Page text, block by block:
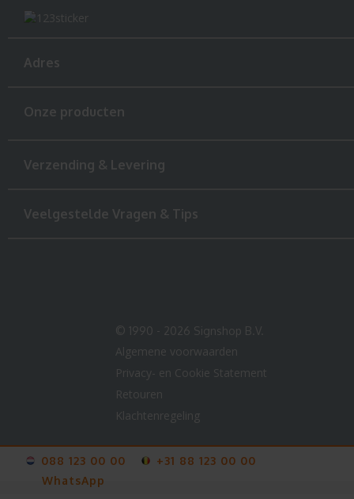
Adres
Onze producten
Verzending & Levering
Veelgestelde Vragen & Tips
© 1990 - 2026 Signshop B.V.
Algemene voorwaarden
Privacy- en Cookie Statement
Retouren
Klachtenregeling
088 123 00 00
+31 88 123 00 00
WhatsApp